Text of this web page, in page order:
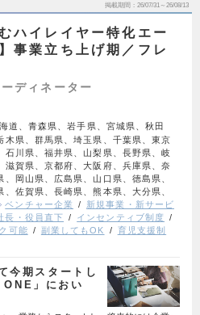
掲載期間 26/07/31～26/08/13
ハイレイヤー特化エー
事業立ち上げ期／フレ
ディネーター
道、青森県、岩手県、宮城県、秋田
木県、群馬県、埼玉県、千葉県、東京
川県、福井県、山梨県、長野県、岐
滋賀県、京都府、大阪府、兵庫県、奈
岡山県、広島県、山口県、徳島県、
佐賀県、長崎県、熊本県、大分県、
ベンチャー企業
新規事業・新サービ
長・役員直下
インセンティブ制度
可能 副業してもOK
育児支援制
今期スタートし
」におい